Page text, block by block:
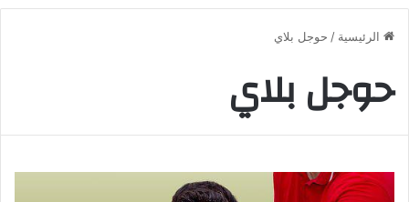
الرئيسية / حوجل بلاي
حوجل بلاي